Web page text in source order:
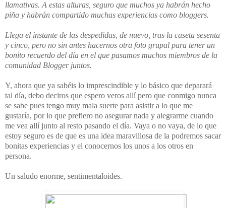
llamativas. A estas alturas, seguro que muchos ya habrán hecho
piña y habrán compartido muchas experiencias como bloggers.
Llega el instante de las despedidas, de nuevo, tras la caseta sesenta
y cinco, pero no sin antes hacernos otra foto grupal para tener un
bonito recuerdo del día en el que pasamos muchos miembros de la
comunidad Blogger juntos.
Y, ahora que ya sabéis lo imprescindible y lo básico que deparará
tal día, debo deciros que espero veros allí pero que conmigo nunca
se sabe pues tengo muy mala suerte para asistir a lo que me
gustaría, por lo que prefiero no asegurar nada y alegrarme cuando
me vea allí junto al resto pasando el día. Vaya o no vaya, de lo que
estoy seguro es de que es una idea maravillosa de la podremos sacar
bonitas experiencias y el conocernos los unos a los otros en
persona.
Un saludo enorme, sentimentaloides.